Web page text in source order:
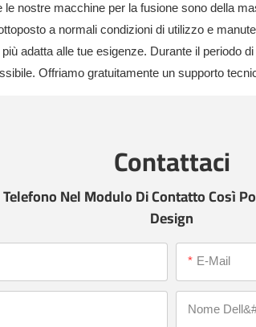
nostre macchine per la fusione sono della
a normali condizioni di utilizzo e
adatta alle tue esigenze. Durante il periodo
Offriamo gratuitamente un supporto
Contattaci
Nel Modulo Di Contatto Così
Design
E-Mail
Nome